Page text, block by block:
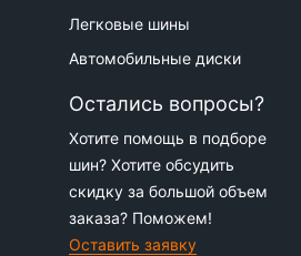
Легковые шины
Автомобильные диски
Остались вопросы?
Хотите помощь в подборе
шин? Хотите обсудить
скидку за большой объем
заказа? Поможем!
Оставить заявку